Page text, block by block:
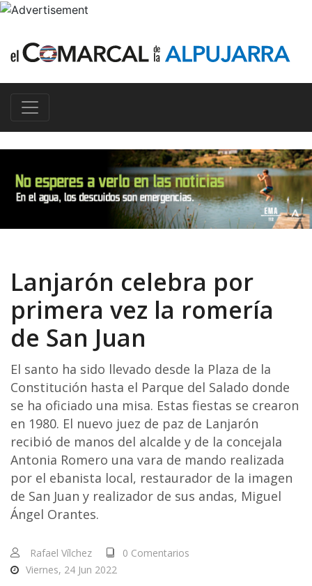
Lanjarón celebra por
primera vez la romería
de San Juan
El santo ha sido llevado desde la Plaza de la
Constitución hasta el Parque del Salado donde
se ha oficiado una misa. Estas fiestas se crearon
en 1980. El nuevo juez de paz de Lanjarón
recibió de manos del alcalde y de la concejala
Antonia Romero una vara de mando realizada
por el ebanista local, restaurador de la imagen
de San Juan y realizador de sus andas, Miguel
Ángel Orantes.
Rafael Vílchez
0 Comentarios
Viernes, 24 Jun 2022